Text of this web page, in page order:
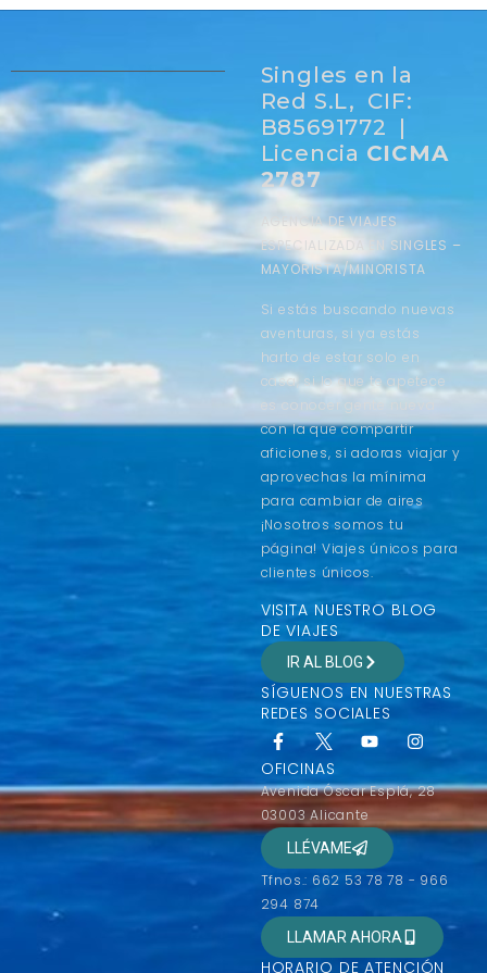
Singles en la
Red S.L, CIF:
B85691772 |
Licencia CICMA
2787
AGENCIA DE VIAJES
ESPECIALIZADA EN SINGLES –
MAYORISTA/MINORISTA
Si estás buscando nuevas
aventuras, si ya estás
harto de estar solo en
casa, si lo que te apetece
es conocer gente nueva
con la que compartir
aficiones, si adoras viajar y
aprovechas la mínima
para cambiar de aires
¡Nosotros somos tu
página! Viajes únicos para
clientes únicos.
VISITA NUESTRO BLOG
DE VIAJES
IR AL BLOG
SÍGUENOS EN NUESTRAS
REDES SOCIALES
OFICINAS
Avenida Óscar Esplá, 28
03003 Alicante
LLÉVAME
Tfnos.: 662 53 78 78 - 966
294 874
LLAMAR AHORA
HORARIO DE ATENCIÓN